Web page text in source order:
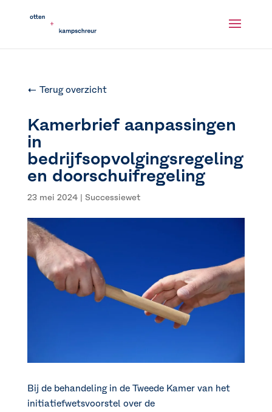
← Terug overzicht
Kamerbrief aanpassingen
in
bedrijfsopvolgingsregeling
en doorschuifregeling
23 mei 2024| Successiewet
Bij de behandeling in de Tweede Kamer van het
initiatiefwetsvoorstel over de